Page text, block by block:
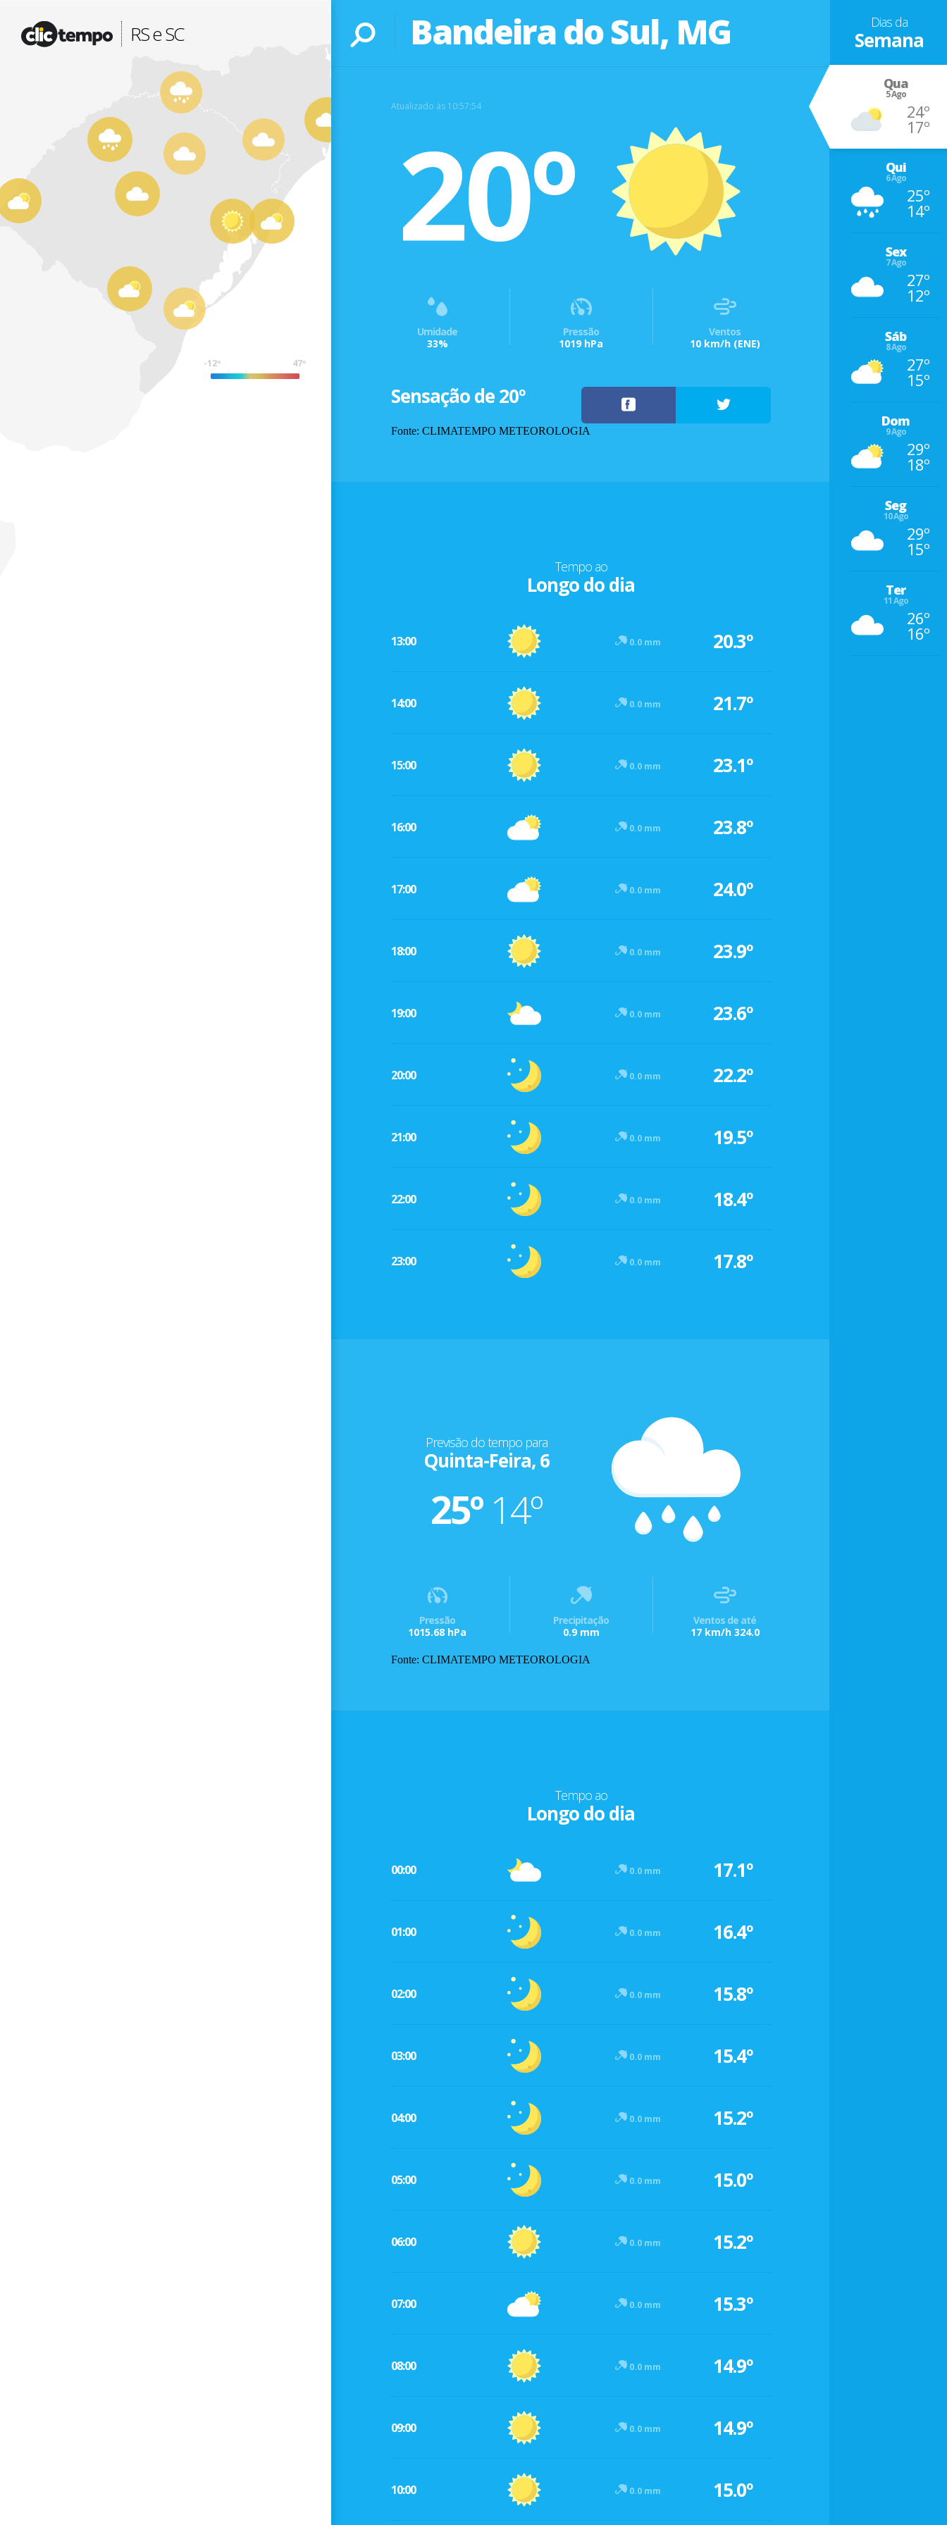
Bandeira do Sul, MG
RS e SC
-12º 47º
Atualizado às 10:57:54
20º
Umidade
33%
Pressão
1019 hPa
Ventos
10 km/h (ENE)
Sensação de 20º
Fonte: CLIMATEMPO METEOROLOGIA
Tempo ao
Longo do dia
13:00 0.0 mm 20.3º
14:00 0.0 mm 21.7º
15:00 0.0 mm 23.1º
16:00 0.0 mm 23.8º
17:00 0.0 mm 24.0º
18:00 0.0 mm 23.9º
19:00 0.0 mm 23.6º
20:00 0.0 mm 22.2º
21:00 0.0 mm 19.5º
22:00 0.0 mm 18.4º
23:00 0.0 mm 17.8º
Previsão do tempo para
Quinta-Feira, 6
25º14º
Pressão
1015.68 hPa
Precipitação
0.9 mm
Ventos de até
17 km/h 324.0
Fonte: CLIMATEMPO METEOROLOGIA
Tempo ao
Longo do dia
00:00 0.0 mm 17.1º
01:00 0.0 mm 16.4º
02:00 0.0 mm 15.8º
03:00 0.0 mm 15.4º
04:00 0.0 mm 15.2º
05:00 0.0 mm 15.0º
06:00 0.0 mm 15.2º
07:00 0.0 mm 15.3º
08:00 0.0 mm 14.9º
09:00 0.0 mm 14.9º
10:00 0.0 mm 15.0º
Dias da
Semana
Qua
5 Ago
24º
17º
Qui
6 Ago
25º
14º
Sex
7 Ago
27º
12º
Sáb
8 Ago
27º
15º
Dom
9 Ago
29º
18º
Seg
10 Ago
29º
15º
Ter
11 Ago
26º
16º